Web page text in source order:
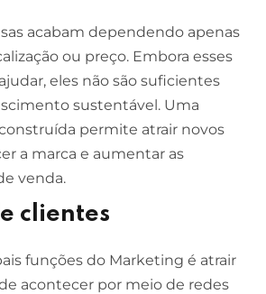
acabam dependendo apenas
ou preço. Embora esses
eles não são suficientes
sustentável. Uma
permite atrair novos
a marca e aumentar as
venda.
clientes
funções do Marketing é atrair
acontecer por meio de redes